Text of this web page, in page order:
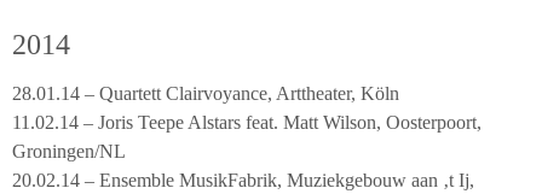
2014
28.01.14 – Quartett Clairvoyance, Arttheater, Köln
11.02.14 – Joris Teepe Alstars feat. Matt Wilson, Oosterpoort,
Groningen/NL
20.02.14 – Ensemble MusikFabrik, Muziekgebouw aan ‚t Ij,